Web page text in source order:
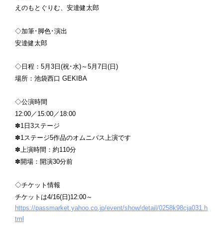
えのもとぐりむ、安達健太郎
◇加筆･脚色･演出
安達健太郎
◇日程：5月3日(祝･水)～5月7日(日)
場所：池袋西口 GEKIBA
◇公演時間
12:00／15:00／18:00
✽1日3ステージ
✽1ステージ5作品のオムニバス上演です
✽上演時間：約110分
✽開場：開演30分前
◇チケット情報
チケットは4/16(日)12:00～
https://passmarket.yahoo.co.jp/event/show/detail/0258k98cja031.h
tml